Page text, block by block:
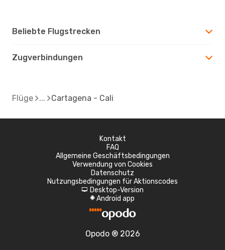
Beliebte Flugstrecken
Zugverbindungen
Flüge Cartagena - Cali
Kontakt
FAQ
Allgemeine Geschäftsbedingungen
Verwendung von Cookies
Datenschutz
Nutzungsbedingungen für Aktionscodes
d Desktop-Version
A Android app
Opodo ® 2026